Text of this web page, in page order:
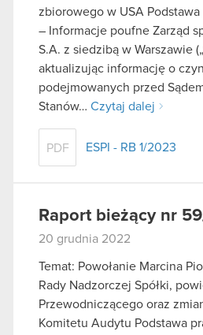
zbiorowego w USA Podstawa
– Informacje poufne Zarząd
S.A. z siedzibą w Warszawie
aktualizując informację o
podejmowanych przed
Stanów… Czytaj dalej
PDF ESPI - RB 1/2023
Raport bieżący nr
20 grudnia 2022
Temat: Powołanie Marcina
Rady Nadzorczej Spółki,
Przewodniczącego oraz
Komitetu Audytu Podstawa